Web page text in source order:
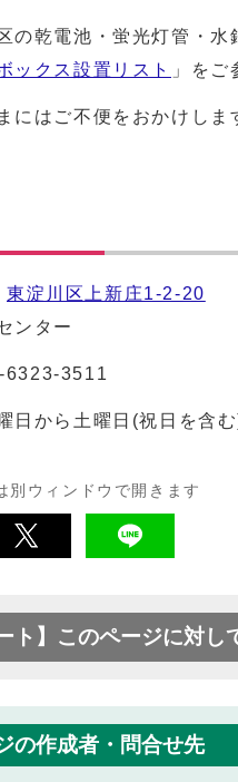
の乾電池・蛍光灯管・
ックス設置リスト 」をご
にはご不便をおかけし
東淀川区上新庄1-2-20
ンター
6323-3511
日から土曜日(祝日を含
別ウィンドウで開きます
ト】このページに対
の作成者・問合せ先